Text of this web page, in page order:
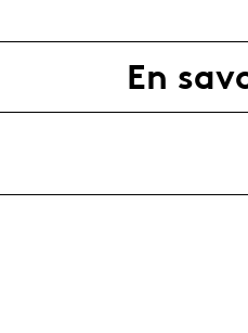
En